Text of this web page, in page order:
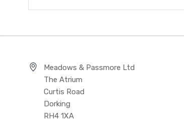
Meadows & Passmore Ltd
The Atrium
Curtis Road
Dorking
RH4 1XA